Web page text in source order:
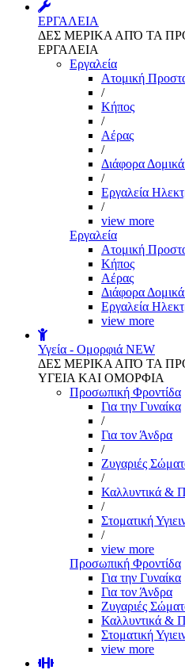
ΕΡΓΑΛΕΙΑ
ΔΕΣ ΜΕΡΙΚΑ ΑΠΌ ΤΑ
ΕΡΓΑΛΕΙΑ
Εργαλεία
Aτομική
/
Kήπος
/
Αέρας
/
Διάφορα
/
Εργαλεία
/
view more
Εργαλεία
Aτομική
Kήπος
Αέρας
Διάφορα
Εργαλεία
view more
Υγεία - Ομορφιά NEW
ΔΕΣ ΜΕΡΙΚΑ ΑΠΌ ΤΑ
ΥΓΕΙΑ ΚΑΙ ΟΜΟΡΦΙΑ
Προσωπική Φροντίδα
Για την Γυναίκα
/
Για τον Άνδρα
/
Ζυγαριές
/
Καλλυντικά &
/
Στοματική
/
view more
Προσωπική Φροντίδα
Για την Γυναίκα
Για τον Άνδρα
Ζυγαριές
Καλλυντικά &
Στοματική
view more